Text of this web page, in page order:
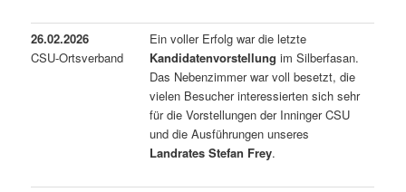
26.02.2026
CSU-Ortsverband
Ein voller Erfolg war die letzte
Kandidatenvorstellung im Silberfasan.
Das Nebenzimmer war voll besetzt, die
vielen Besucher interessierten sich sehr
für die Vorstellungen der Inninger CSU
und die Ausführungen unseres
Landrates Stefan Frey.